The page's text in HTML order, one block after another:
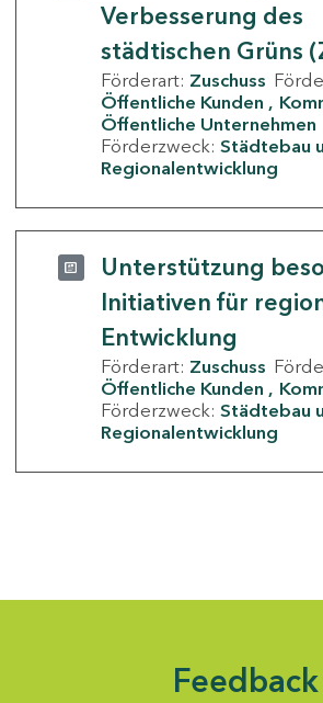
Verbesserung des
städtischen Grüns
Förderart: Zuschuss
Öffentliche Kunden
Öffentliche Unternehmen
Förderzweck: Städtebau
Regionalentwicklung
Unterstützung
Initiativen für
Entwicklung
Förderart: Zuschuss
Öffentliche Kunden
Förderzweck: Städtebau
Regionalentwicklung
Feedback